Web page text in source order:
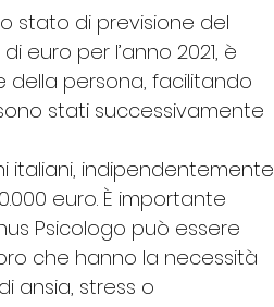
stato di previsione del
euro per l’anno 2021, è
della persona, facilitando
stati successivamente
italiani, indipendentemente
euro. È importante
Psicologo può essere
che hanno la necessità
ansia, stress o